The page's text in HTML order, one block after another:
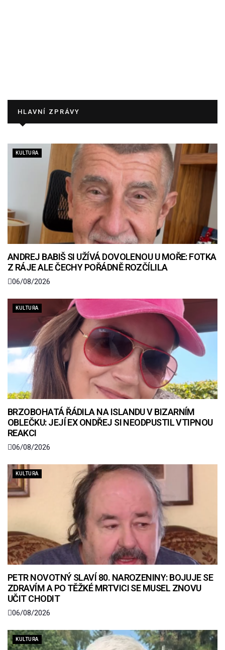
HLAVNÍ ZPRÁVY
KULTURA
ANDREJ BABIŠ SI UŽÍVÁ DOVOLENOU U MOŘE: FOTKA
Z RÁJE ALE ČECHY POŘÁDNĚ ROZČÍLILA
06/08/2026
KULTURA
BRZOBOHATÁ ŘÁDILA NA ISLANDU V BIZARNÍM
OBLEČKU: JEJÍ EX ONDŘEJ SI NEODPUSTIL VTIPNOU
REAKCI
06/08/2026
KULTURA
PETR NOVOTNÝ SLAVÍ 80. NAROZENINY: BOJUJE SE
ZDRAVÍM A PO TĚŽKÉ MRTVICI SE MUSEL ZNOVU
UČIT CHODIT
06/08/2026
KULTURA